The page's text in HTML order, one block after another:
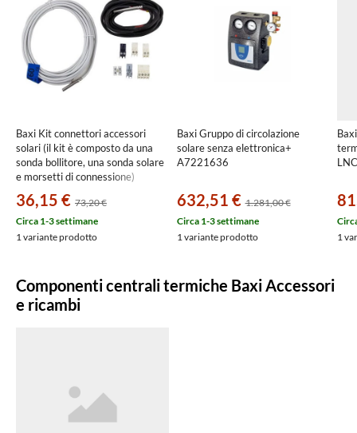
Baxi Kit connettori accessori
solari (il kit è composto da una
sonda bollitore, una sonda solare
e morsetti di connessione)
36,15 € 73,20 €
Circa 1-3 settimane
1 variante prodotto
Baxi Gruppo di circolazione
solare senza elettronica+
A7221636
632,51 € 1.281,00 €
Circa 1-3 settimane
1 variante prodotto
1
Componenti centrali termiche Baxi Accessori
e ricambi